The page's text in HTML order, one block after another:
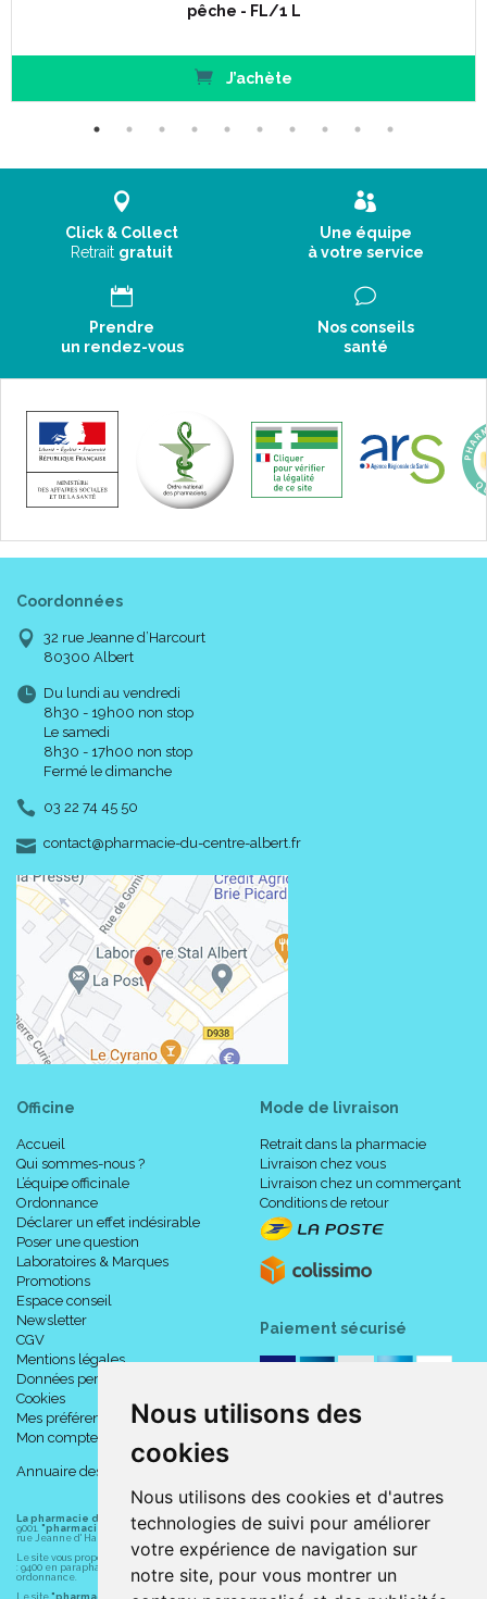
Nous utilisons des
cookies
Nous utilisons des cookies et d'autres
technologies de suivi pour améliorer
votre expérience de navigation sur
notre site, pour vous montrer un
pêche - FL/1 L
J’achète
Click & Collect
Retrait gratuit
Une équipe
à votre service
Prendre
un rendez-vous
Nos conseils
santé
Coordonnées
32 rue Jeanne d’Harcourt
80300 Albert
Du lundi au vendredi
8h30 - 19h00 non stop
Le samedi
8h30 - 17h00 non stop
Fermé le dimanche
03 22 74 45 50
contact-
@-
pharmacie-du-centre-albert.fr
Officine
Accueil
Qui sommes-nous ?
L’équipe officinale
Ordonnance
Déclarer un effet indésirable
Poser une question
Laboratoires & Marques
Promotions
Espace conseil
Newsletter
CGV
Mentions légales
Données personnelles
Cookies
Mes préférences Cookies
Mon compte
Annuaire des pharmacies
Mode de livraison
Retrait dans la pharmacie
Livraison chez vous
Livraison chez un commerçant
Conditions de retour
Paiement sécurisé
La pharmacie du centre à Albert (80300) est une pharmacie française certifiée ISO
9001. "pharmacie-du-centre-albert.fr "est le site internet de la pharmacie du centre
rue Jeanne d' Harcourt, 80300 Albert.
Le site vous propose un large choix de plus de 11000 références, au prix les plus bas possible
: 9400 en parapharmacie, animaux, orthopédie, matériel médical. 1700 en médicaments sans
ordonnance.
Le site "pharmacie-du-centre-albert.fr" vous propose les service suivants :